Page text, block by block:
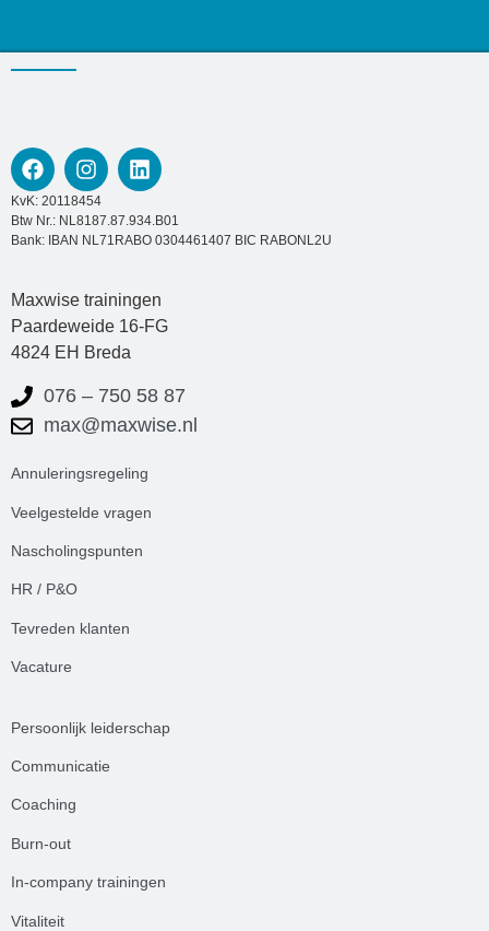
KvK: 20118454
Btw Nr.: NL8187.87.934.B01
Bank: IBAN NL71RABO 0304461407 BIC RABONL2U
Maxwise trainingen
Paardeweide 16-FG
4824 EH Breda
076 – 750 58 87
max@maxwise.nl
Annuleringsregeling
Veelgestelde vragen
Nascholingspunten
HR / P&O
Tevreden klanten
Vacature
Persoonlijk leiderschap
Communicatie
Coaching
Burn-out
In-company trainingen
Vitaliteit